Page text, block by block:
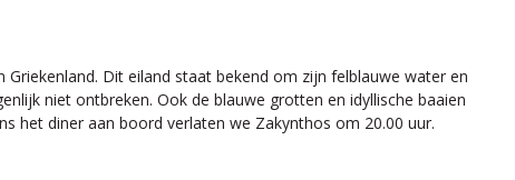
Dit eiland staat bekend om zijn felblauwe water en
niet ontbreken. Ook de blauwe grotten en idyllische baaien
het diner aan boord verlaten we Zakynthos om 20.00 uur.